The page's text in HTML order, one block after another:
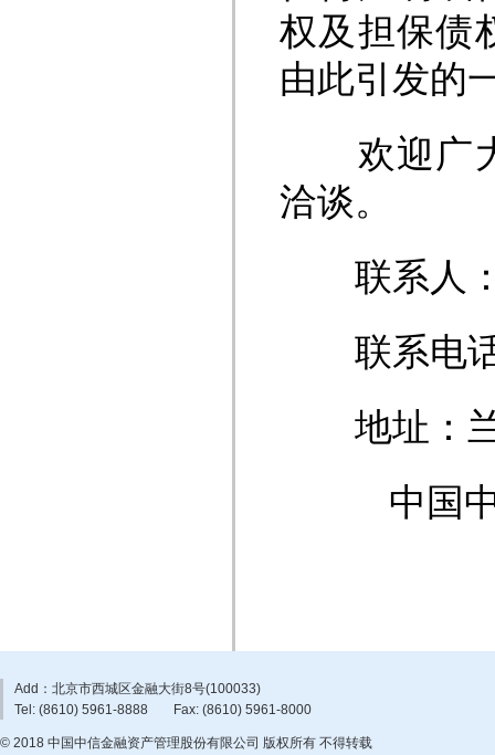
权及担保债
由此引发的
欢迎广大
洽谈。
联系人：
联系电话
地址：兰
中国
Add：北京市西城区金融大街8号(100033)
Tel: (8610) 5961-8888
Fax: (8610) 5961-8000
© 2018 中国中信金融资产管理股份有限公司 版权所有 不得转载